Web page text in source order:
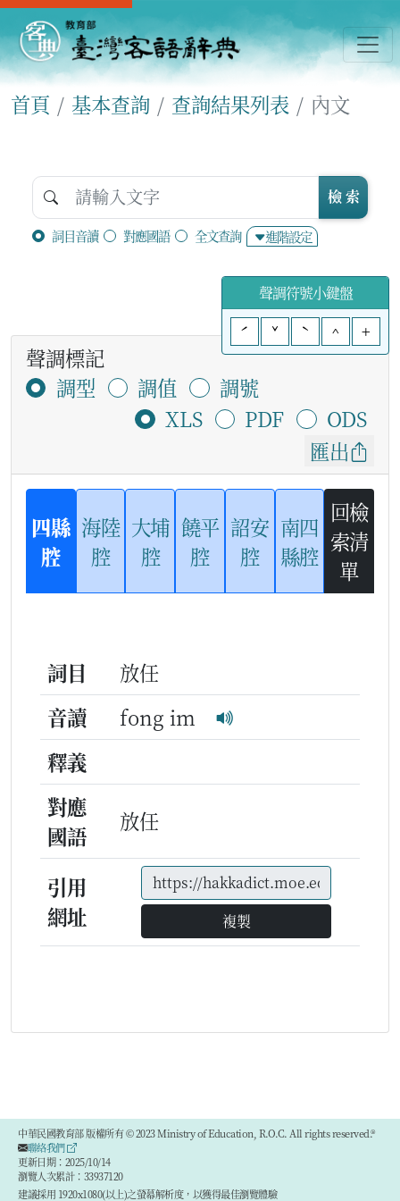
首頁 基本查詢 查詢結果列表 內文
詞目音讀 對應國語 全文查詢 進階設定
檢 索
聲調符號小鍵盤
ˊ
ˇ ˋ ^ +
聲調標記
調型
調值
調號
XLS
PDF
ODS
匯出
四縣
腔
海陸
腔
大埔
腔
饒平
腔
詔安
腔
南四
縣腔
回檢
索清
單
詞目
放任
音讀
fong im
釋義
對應
國語
放任
引用
網址
複製
中華民國教育部 版權所有 © 2023 Ministry of Education, R.O.C. All rights reserved.®
聯絡我們
更新日期：2025/10/14
瀏覽人次累計：33937120
建議採用 1920x1080(以上)之螢幕解析度，以獲得最佳瀏覽體驗